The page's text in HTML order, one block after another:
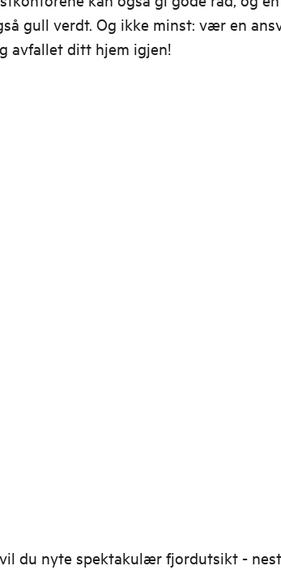
gull verdt. Og ikke minst: vær en
avfallet ditt hjem igjen!
du nyte spektakulær fjordutsikt -